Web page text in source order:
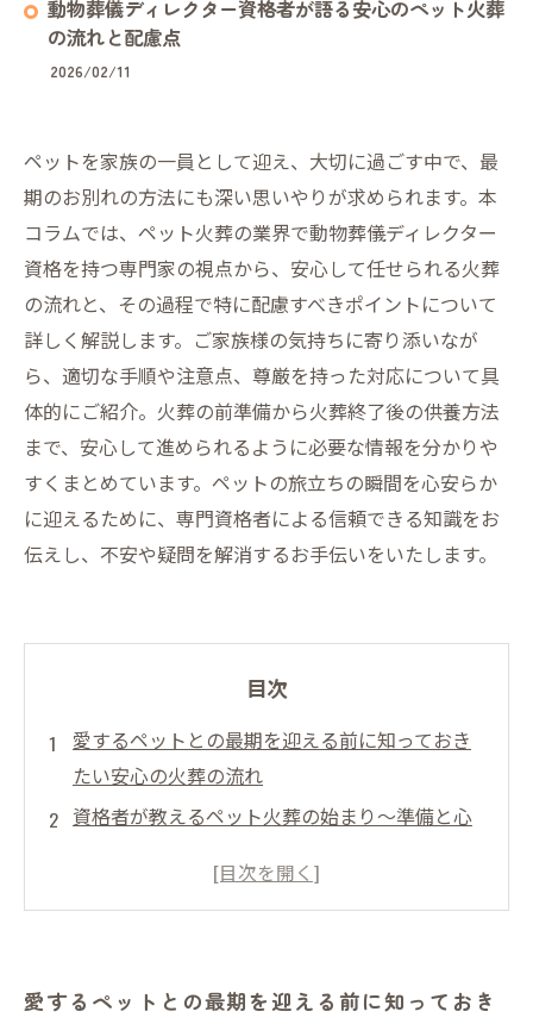
動物葬儀ディレクター資格者が語る安心のペット火葬
の流れと配慮点
2026/02/11
ペットを家族の一員として迎え、大切に過ごす中で、最
期のお別れの方法にも深い思いやりが求められます。本
コラムでは、ペット火葬の業界で動物葬儀ディレクター
資格を持つ専門家の視点から、安心して任せられる火葬
の流れと、その過程で特に配慮すべきポイントについて
詳しく解説します。ご家族様の気持ちに寄り添いなが
ら、適切な手順や注意点、尊厳を持った対応について具
体的にご紹介。火葬の前準備から火葬終了後の供養方法
まで、安心して進められるように必要な情報を分かりや
すくまとめています。ペットの旅立ちの瞬間を心安らか
に迎えるために、専門資格者による信頼できる知識をお
伝えし、不安や疑問を解消するお手伝いをいたします。
目次
愛するペットとの最期を迎える前に知っておき
たい安心の火葬の流れ
資格者が教えるペット火葬の始まり〜準備と心
火葬当日の安心ポイントと専門家による丁寧な
ペットの尊厳を守るために知っておきたい火葬
愛するペットとの最期を迎える前に知っておき